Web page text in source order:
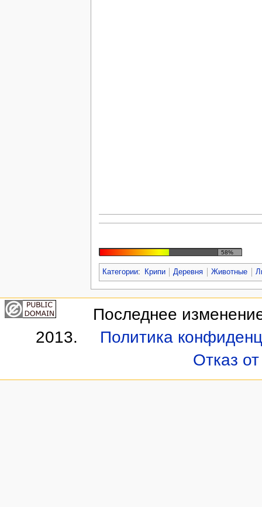
58%
Категории: Крипи Деревня Животные
Последнее
2013.
Политика
Отказ